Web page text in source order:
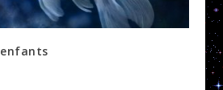
enfants